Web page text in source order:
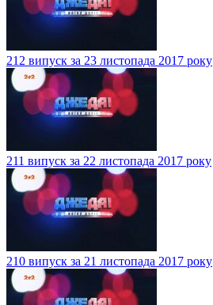
212 випуск за 23 листопада 2017 року
211 випуск за 22 листопада 2017 року
210 випуск за 21 листопада 2017 року